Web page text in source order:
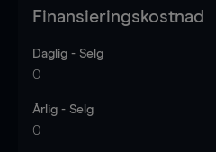
Finansieringskostnad
Daglig - Selg
0
Årlig - Selg
0